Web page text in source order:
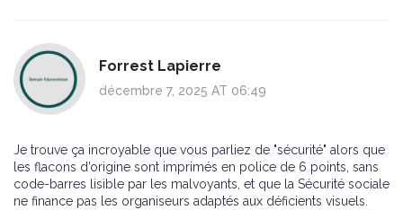
Forrest Lapierre
décembre 7, 2025 AT 06:49
Je trouve ça incroyable que vous parliez de "sécurité" alors que
les flacons d’origine sont imprimés en police de 6 points, sans
code-barres lisible par les malvoyants, et que la Sécurité sociale
ne finance pas les organiseurs adaptés aux déficients visuels.